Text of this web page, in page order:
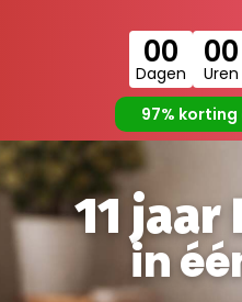
00
Dagen
00
Uren
97%
11 jaar
in